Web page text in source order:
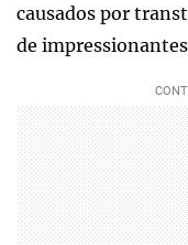
causados por
de